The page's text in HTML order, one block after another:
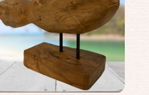
快速結帳